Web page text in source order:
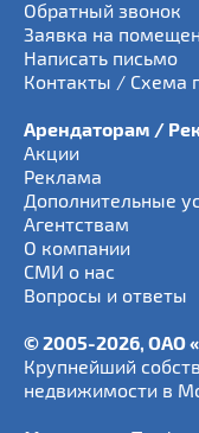
Обратный звонок
Заявка на
Написать письмо
Контакты / Схема
Арендаторам /
Акции
Реклама
Дополнительные
Агентствам
О компании
СМИ о нас
Вопросы и ответы
© 2005-2026, ОАО
Крупнейший
недвижимости в